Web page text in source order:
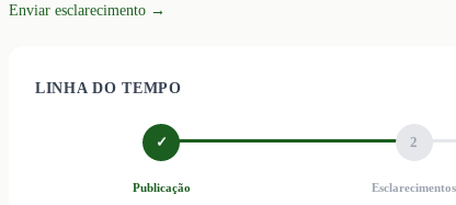
Enviar esclarecimento →
LINHA DO TEMPO
✓
Publicação
2
Esclarecimentos